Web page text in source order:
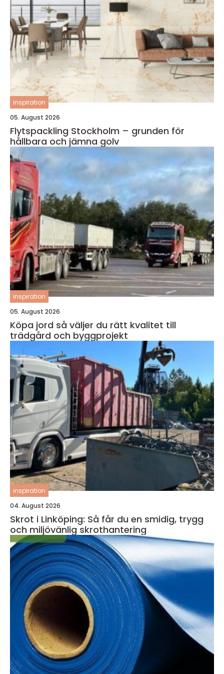
inspiration
05. August 2026
Flytspackling Stockholm – grunden för
hållbara och jämna golv
inspiration
05. August 2026
Köpa jord så väljer du rätt kvalitet till
trädgård och byggprojekt
inspiration
04. August 2026
Skrot i Linköping: Så får du en smidig, trygg
och miljövänlig skrothantering